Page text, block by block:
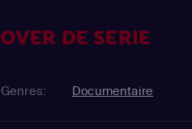
OVER DE SERIE
Genres: Documentaire